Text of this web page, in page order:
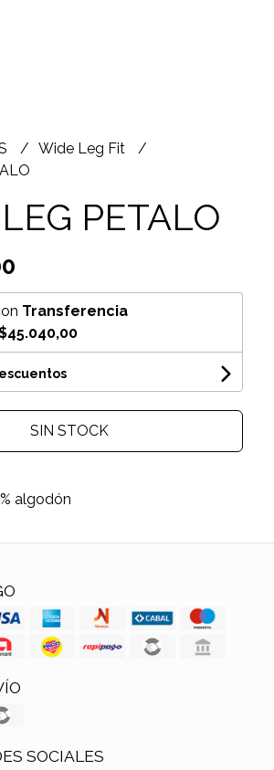
Wide Leg Fit
PETALO
Transferencia
SIN STOCK
algodón
SOCIALES